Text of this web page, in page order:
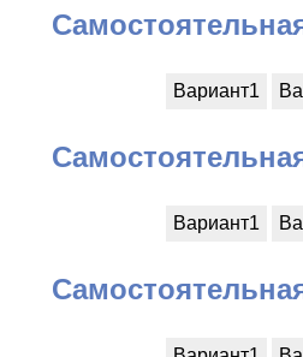
Вариант1
Вариант1